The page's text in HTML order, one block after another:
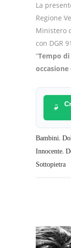
La
Regione
Ministero
con DGR
“Tempo
Bambini,
Innocente,
Sottopietra